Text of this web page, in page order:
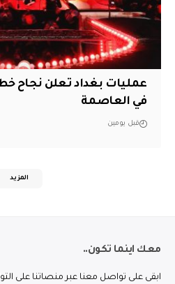
عمليات بغداد تعلن نجاح خطة
في العاصمة
قبل يومين
المزيد
معك اينما تكون..
ابقى على تواصل معنا عبر منصاتنا على